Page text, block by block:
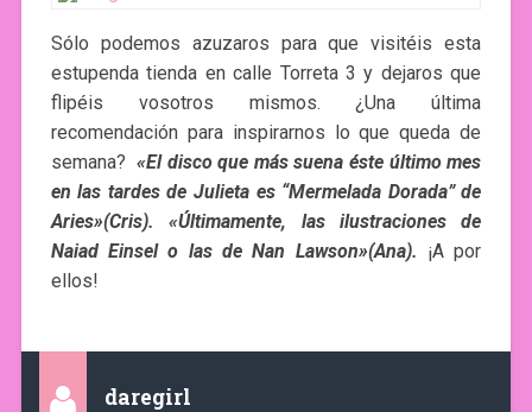
Sólo podemos azuzaros para que visitéis esta
estupenda tienda en calle Torreta 3 y dejaros que
flipéis vosotros mismos. ¿Una última
recomendación para inspirarnos lo que queda de
semana? «El disco que más suena éste último mes
en las tardes de Julieta es “Mermelada Dorada” de
Aries»(Cris). «Últimamente, las ilustraciones de
Naiad Einsel o las de Nan Lawson»(Ana). ¡A por
ellos!
daregirl